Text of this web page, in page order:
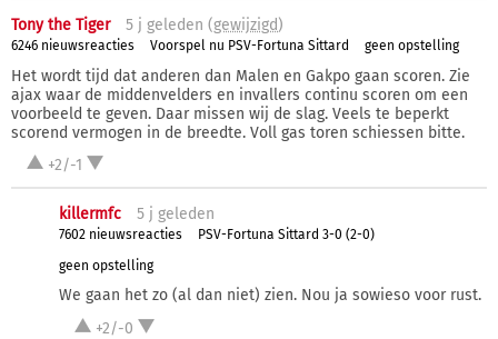
Tony the Tiger 5 j geleden (gewijzigd)
6246 nieuwsreacties Voorspel nu PSV-Fortuna Sittard geen opstelling
Het wordt tijd dat anderen dan Malen en Gakpo gaan scoren. Zie
ajax waar de middenvelders en invallers continu scoren om een
voorbeeld te geven. Daar missen wij de slag. Veels te beperkt
scorend vermogen in de breedte. Voll gas toren schiessen bitte.
+2/-1
killermfc 5 j geleden
7602 nieuwsreacties
PSV-Fortuna Sittard 3-0 (2-0)
geen opstelling
We gaan het zo (al dan niet) zien. Nou ja sowieso voor rust.
+2/-0